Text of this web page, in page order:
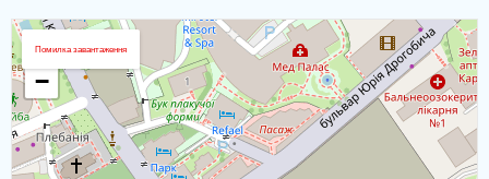
Завантаження карти
+
−
Помилка завантаження